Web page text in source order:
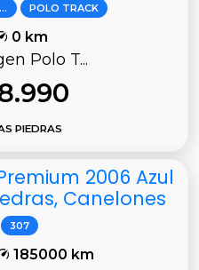
POLO TRACK
0 km
Polo T...
PIEDRAS
2006 Azul
Canelones
307
185000 km